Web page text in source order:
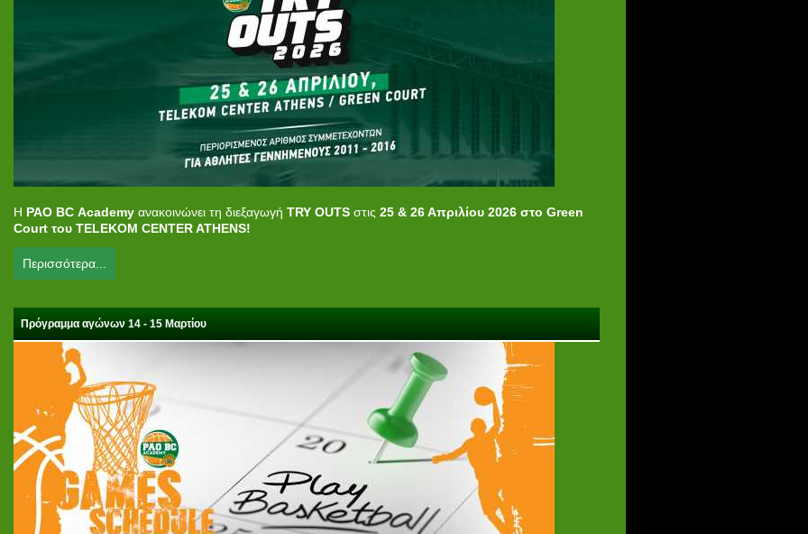
H PAO BC Academy ανακοινώνει τη διεξαγωγήTRY OUTS στις25 & 26Απριλίου 2026 στο Green
Court του TELEKOM CENTER ATHENS!
Περισσότερα...
Πρόγραμμα αγώνων 14 - 15 Μαρτίου